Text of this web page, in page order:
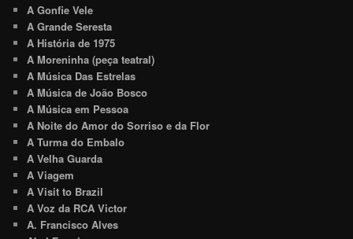
A Gonfie Vele
A Grande Seresta
A História de 1975
A Moreninha (peça teatral)
A Música Das Estrelas
A Música de João Bosco
A Música em Pessoa
A Noite do Amor do Sorriso e da Flor
A Turma do Embalo
A Velha Guarda
A Viagem
A Visit to Brazil
A Voz da RCA Victor
A. Francisco Alves